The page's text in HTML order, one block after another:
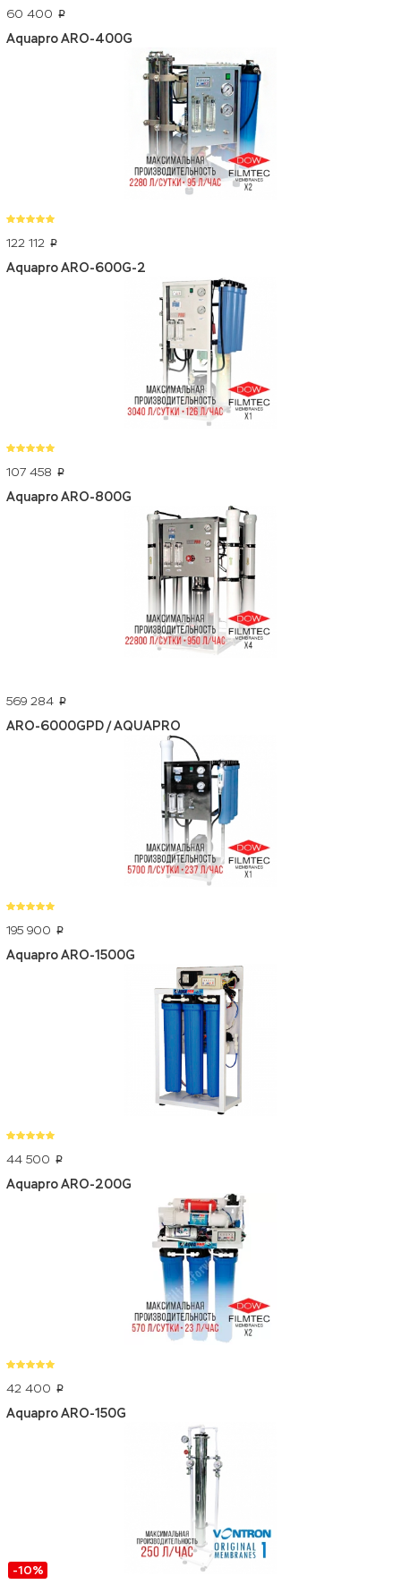
60 400 p
Aquapro ARO-400G
122 112 p
Aquapro ARO-600G-2
107 458 p
Aquapro ARO-800G
569 284 p
ARO-6000GPD / AQUAPRO
195 900 p
Aquapro ARO-1500G
44 500 p
Aquapro ARO-200G
42 400 p
Aquapro ARO-150G
-10%